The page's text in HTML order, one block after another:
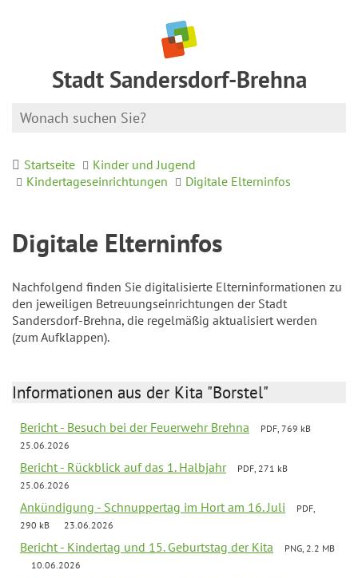
Stadt Sandersdorf-Brehna
Startseite
Kinder und Jugend
Kindertageseinrichtungen
Digitale Elterninfos
Digitale Elterninfos
Nachfolgend finden Sie digitalisierte Elterninformationen zu
den jeweiligen Betreuungseinrichtungen der Stadt
Sandersdorf-Brehna, die regelmäßig aktualisiert werden
(zum Aufklappen).
Informationen aus der Kita "Borstel"
Bericht - Besuch bei der Feuerwehr Brehna
PDF, 769 kB
25.06.2026
Bericht - Rückblick auf das 1. Halbjahr
PDF, 271 kB
25.06.2026
Ankündigung - Schnuppertag im Hort am 16. Juli
PDF,
290 kB
23.06.2026
Bericht - Kindertag und 15. Geburtstag der Kita
PNG, 2.2 MB
10.06.2026